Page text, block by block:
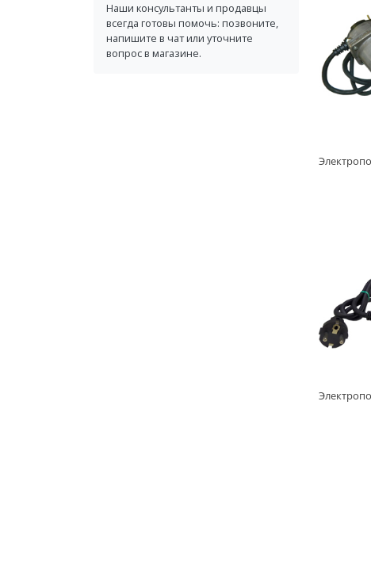
Наши консультанты и продавцы
всегда готовы помочь: позвоните,
напишите в чат или уточните
вопрос в магазине.